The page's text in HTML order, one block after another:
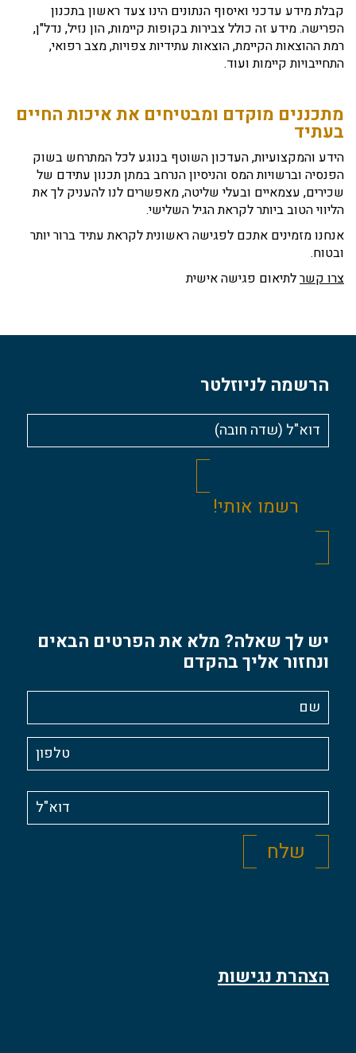
קבלת מידע עדכני ואיסוף הנתונים הינו צעד ראשון בתכנון
הפרישה. מידע זה כולל צבירות בקופות קיימות, הון נזיל, נדל"ן,
רמת ההוצאות הקיימת, הוצאות עתידיות צפויות, מצב רפואי,
התחייבויות קיימות ועוד.
מתכננים מוקדם ומבטיחים את איכות החיים
בעתיד
הידע והמקצועיות, העדכון השוטף בנוגע לכל המתרחש בשוק
הפנסיה וברשויות המס והניסיון הנרחב במתן תכנון עתידם של
שכירים, עצמאיים ובעלי שליטה, מאפשרים לנו להעניק לך את
הליווי הטוב ביותר לקראת הגיל השלישי.
אנחנו מזמינים אתכם לפגישה ראשונית לקראת עתיד ברור יותר
ובטוח.
צרו קשרלתיאום פגישה אישית
יש לך שאלה? מלא את הפרטים הבאים
ונחזור אליך בהקדם
הצהרת נגישות
הרשמה לניוזלטר